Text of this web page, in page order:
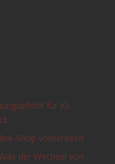
für KI-
Shop vorbereiten
der Wechsel von